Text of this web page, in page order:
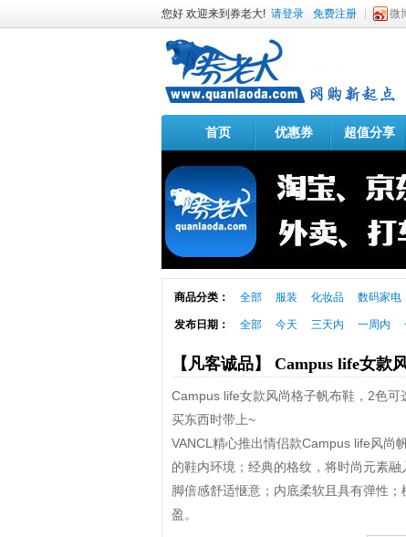
您好 欢迎来到券老大! 请登录 免费注册 微
首页 优惠券 超值分享
商品分类： 全部 服装 化妆品 数码家电
发布日期： 全部 今天 三天内 一周内
【凡客诚品】 Campus life女款
Campus life女款风尚格子帆布鞋，2色
买东西时带上~
VANCL精心推出情侣款Campus life风尚
的鞋内环境；经典的格纹，将时尚元素
脚倍感舒适惬意；内底柔软且具有弹性
盈。